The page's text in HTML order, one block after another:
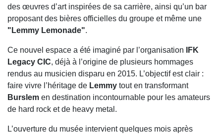
des œuvres d’art inspirées de sa carrière, ainsi qu’un bar
proposant des bières officielles du groupe et même une
"Lemmy Lemonade".
Ce nouvel espace a été imaginé par l’organisation
IFK
Legacy CIC, déjà à l’origine de plusieurs hommages
rendus au musicien disparu en 2015. L’objectif est clair :
faire vivre l’héritage de Lemmy tout en transformant
Burslem en destination incontournable pour les amateurs
de hard rock et de heavy metal.
L’ouverture du musée intervient quelques mois après